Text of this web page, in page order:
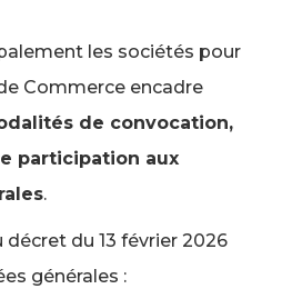
les sociétés pour
Commerce encadre
de convocation,
participation aux
.
du 13 février 2026
générales :